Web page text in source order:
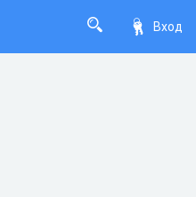
Вход